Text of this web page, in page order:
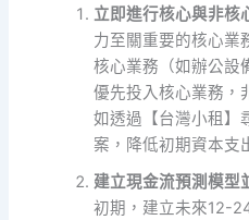
立即進行核心與非核
力至關重要的核心業
核心業務（如辦公設
優先投入核心業務，
如透過【台灣小租】
案，降低初期資本支
建立現金流預測模型
初期，建立未來12-